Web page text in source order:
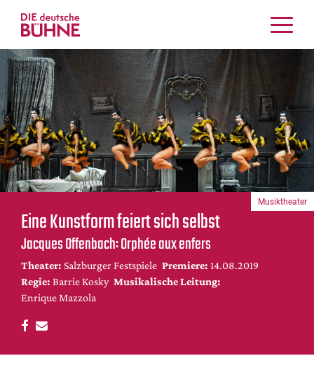
Kritiken
Schauspiel
Musiktheater
Tanz
Crossover
Bühnenwelt
Festivals & Veranstaltungen
Menschen & Theater
Themen
Internationales
Nachrufe
Medientipps
DdB-map
Kalender
Eine Kunstform feiert sich selbst
Jacques Offenbach: Orphée aux enfers
Theater: Salzburger Festspiele Premiere: 14.08.2019
Regie: Barrie Kosky Musikalische Leitung:
Enrique Mazzola
Musiktheater